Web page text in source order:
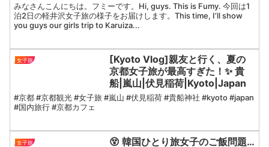
みなさんこんにちは。フミーです。Hi, guys. This is Fumy. 今回は1
泊2日の軽井沢女子旅の様子をお届けします。This time, I’ll show
you guys our girls trip to Karuiza...
女子旅
[Kyoto Vlog]親友と行く、夏の
京都女子旅が最高すぎた！✨ 貴
船|嵐山|伏見稲荷|Kyoto|Japan
#京都 #京都観光 #女子旅 #嵐山 #伏見稲荷 #貴船神社 #kyoto #japan
#国内旅行 #京都カフェ
女子旅
😵 韓国ひとり旅女子のご飯問題…